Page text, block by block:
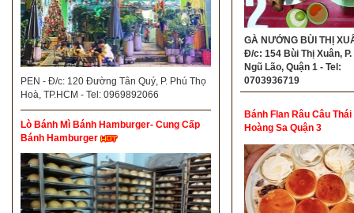
PEN - Đ/c: 120 Đường Tân Quý, P. Phú Thọ
Hoà, TP.HCM - Tel: 0969892066
Lò Bánh Mì Bánh Hamburger- Cung Cấp
Bánh Hamburger
GÀ NƯỚNG BÙI THỊ
Đ/c: 154 Bùi Thị Xuân, P.
Ngũ Lão, Quận 1 - Tel:
0703936719
Bánh Flan Râu Câu Thái
Hoàng Sa Quận 3